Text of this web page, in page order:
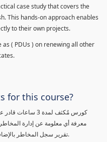
case study that covers the
This hands-on approach enables
to their own projects.
( PDUs ) on renewing all other
for this course?
كورس مٌكثف لمدة
معرفة أي معلومة عن إدارة
تقرير سجل المخاطر بالإضافة الى المقدرة التامية لإدارة مخاطر المشاريع.